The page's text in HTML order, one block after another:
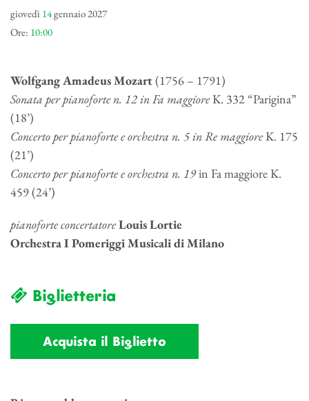
giovedì 14gennaio 2027
Ore: 10:00
Wolfgang Amadeus Mozart(1756 – 1791)
Sonata per pianoforte n. 12 in Fa maggioreK. 332 “Parigina”
(18’)
Concerto per pianoforte e orchestra n. 5 in Re maggioreK. 175
(21’)
Concerto per pianoforte e orchestra n. 19in Fa maggiore K.
459 (24’)
pianoforte concertatoreLouis Lortie
Orchestra I Pomeriggi Musicali di Milano
Biglietteria
Acquista il Biglietto